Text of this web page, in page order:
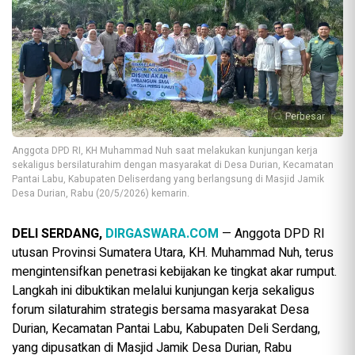
Perbesar
Anggota DPD RI, KH Muhammad Nuh saat melakukan kunjungan kerja
sekaligus bersilaturahim dengan masyarakat di Desa Durian, Kecamatan
Pantai Labu, Kabupaten Deliserdang yang berlangsung di Masjid Jamik
Desa Durian, Rabu (20/5/2026) kemarin.
DELI SERDANG, DIRGASWARA.COM — Anggota DPD RI
utusan Provinsi Sumatera Utara, KH. Muhammad Nuh, terus
mengintensifkan penetrasi kebijakan ke tingkat akar rumput.
Langkah ini dibuktikan melalui kunjungan kerja sekaligus
forum silaturahim strategis bersama masyarakat Desa
Durian, Kecamatan Pantai Labu, Kabupaten Deli Serdang,
yang dipusatkan di Masjid Jamik Desa Durian, Rabu